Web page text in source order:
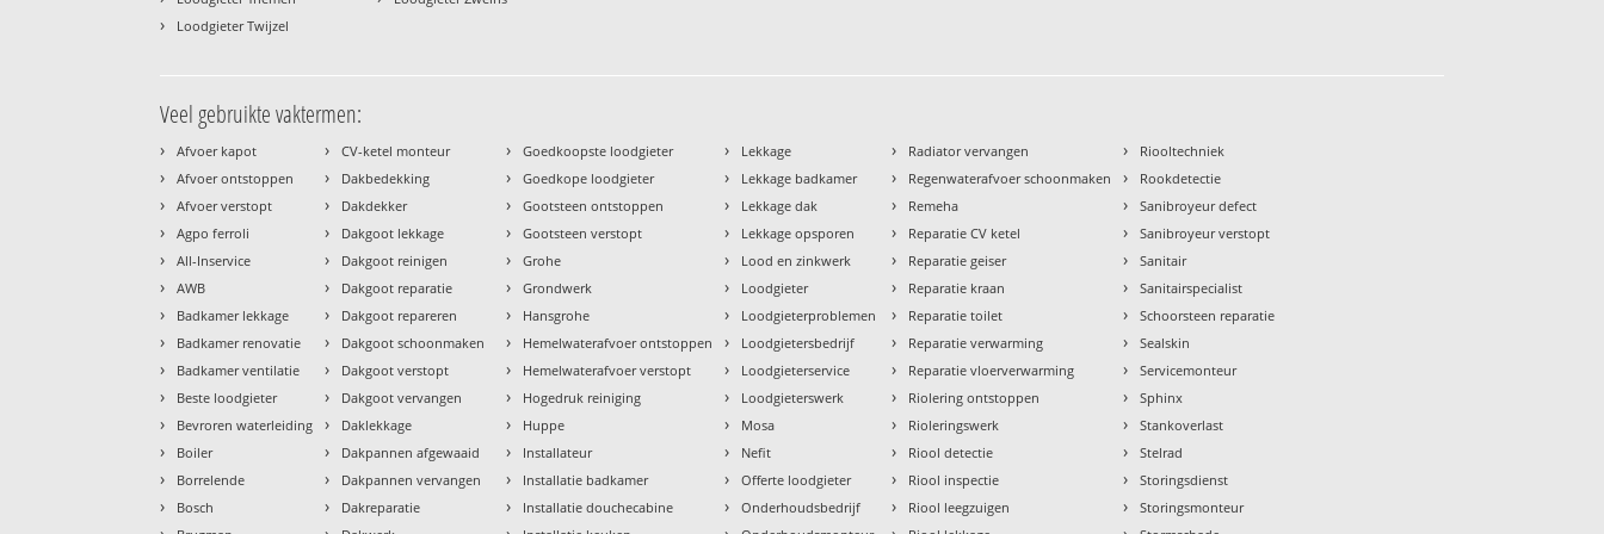
› Loodgieter Twijzel
Veel gebruikte vaktermen:
› Afvoer kapot
› Afvoer ontstoppen
› Afvoer verstopt
› Agpo ferroli
› All-Inservice
› AWB
› Badkamer lekkage
› Badkamer renovatie
› Badkamer ventilatie
› Beste loodgieter
› Bevroren waterleiding
› Boiler
› Borrelende
› Bosch
› CV-ketel monteur
› Dakbedekking
› Dakdekker
› Dakgoot lekkage
› Dakgoot reinigen
› Dakgoot reparatie
› Dakgoot repareren
› Dakgoot schoonmaken
› Dakgoot verstopt
› Dakgoot vervangen
› Daklekkage
› Dakpannen afgewaaid
› Dakpannen vervangen
› Dakreparatie
› Goedkoopste loodgieter
› Goedkope loodgieter
› Gootsteen ontstoppen
› Gootsteen verstopt
› Grohe
› Grondwerk
› Hansgrohe
› Hemelwaterafvoer ontstoppen
› Hemelwaterafvoer verstopt
› Hogedruk reiniging
› Huppe
› Installateur
› Installatie badkamer
› Installatie douchecabine
› Lekkage
› Lekkage badkamer
› Lekkage dak
› Lekkage opsporen
› Lood en zinkwerk
› Loodgieter
› Loodgieterproblemen
› Loodgietersbedrijf
› Loodgieterservice
› Loodgieterswerk
› Mosa
› Nefit
› Offerte loodgieter
› Onderhoudsbedrijf
› Radiator vervangen
› Regenwaterafvoer schoonmaken
› Remeha
› Reparatie CV ketel
› Reparatie geiser
› Reparatie kraan
› Reparatie toilet
› Reparatie verwarming
› Reparatie vloerverwarming
› Riolering ontstoppen
› Rioleringswerk
› Riool detectie
› Riool inspectie
› Riool leegzuigen
› Riooltechniek
› Rookdetectie
› Sanibroyeur defect
› Sanibroyeur verstopt
› Sanitair
› Sanitairspecialist
› Schoorsteen reparatie
› Sealskin
› Servicemonteur
› Sphinx
› Stankoverlast
› Stelrad
› Storingsdienst
› Storingsmonteur